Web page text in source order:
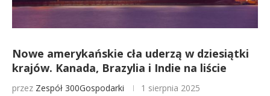
Nowe amerykańskie cła uderzą w dziesiątki
krajów. Kanada, Brazylia i Indie na liście
przez Zespół 300Gospodarki 1 sierpnia 2025